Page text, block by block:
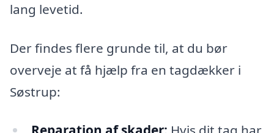
lang levetid.
Der findes flere grunde til, at du bør
overveje at få hjælp fra en tagdækker i
Søstrup: